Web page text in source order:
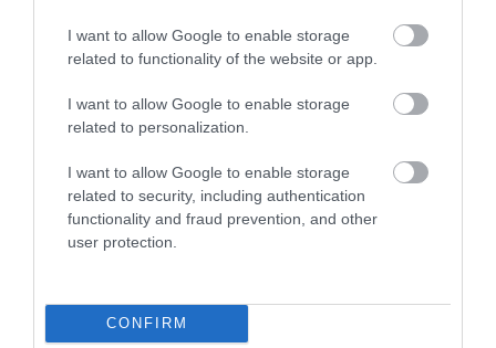
I want to allow Google to enable storage
related to functionality of the website or app.
I want to allow Google to enable storage
related to personalization.
I want to allow Google to enable storage
related to security, including authentication
functionality and fraud prevention, and other
user protection.
CONFIRM
Stop Eating These 3 Foods That Are Known to
306 189